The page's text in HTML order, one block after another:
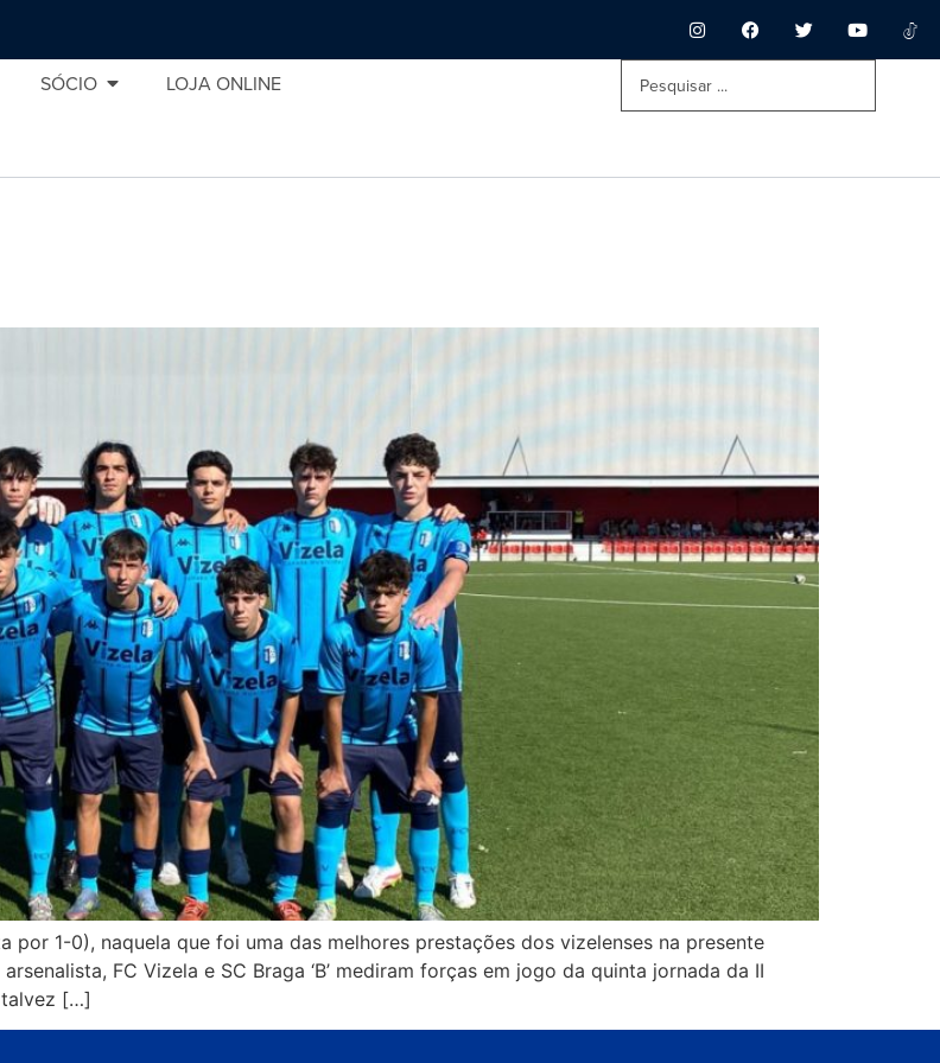
SÓCIO LOJA ONLINE
por 1-0), naquela que foi uma das melhores prestações dos vizelenses na presente
FC Vizela e SC Braga ‘B’ mediram forças em jogo da quinta jornada da II
talvez […]